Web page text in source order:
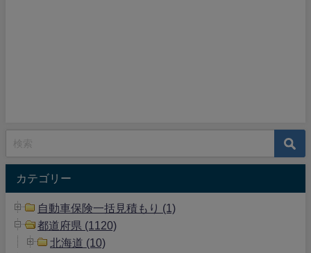
カテゴリー
自動車保険一括見積もり (1)
都道府県 (1120)
北海道 (10)